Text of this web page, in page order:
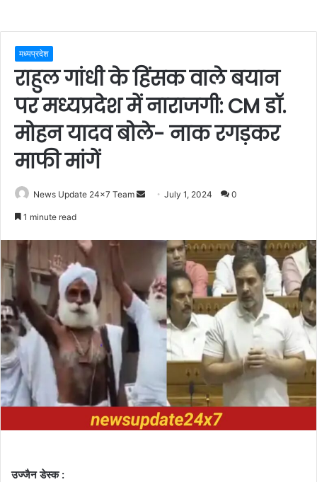
मध्यप्रदेश
राहुल गांधी के हिंसक वाले बयान
पर मध्यप्रदेश में नाराजगी: CM डॉ.
मोहन यादव बोले- नाक रगड़कर
माफी मांगें
News Update 24x7 Team
Send July 1, 2024 0
1 minute read
उज्जैन डेस्क :